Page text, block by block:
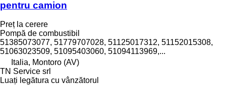
pentru camion
Preț la cerere
Pompă de combustibil
51385073077, 51779707028, 51125017312, 51152015308,
51063023509, 51095403060, 51094113969,...
Italia, Montoro (AV)
TN Service srl
Luați legătura cu vânzătorul